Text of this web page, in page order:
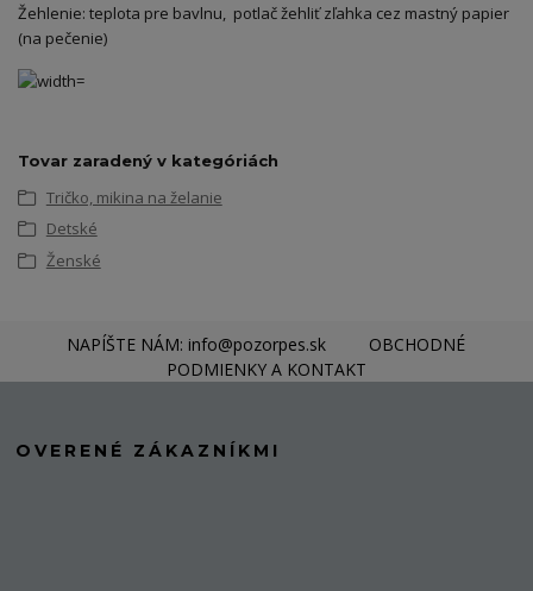
Žehlenie: teplota pre bavlnu, potlač žehliť zľahka cez mastný papier
(na pečenie)
Tovar zaradený v kategóriách
Tričko, mikina na želanie
Detské
Ženské
NAPÍŠTE NÁM: info@pozorpes.sk
OBCHODNÉ
PODMIENKY A KONTAKT
OVERENÉ ZÁKAZNÍKMI